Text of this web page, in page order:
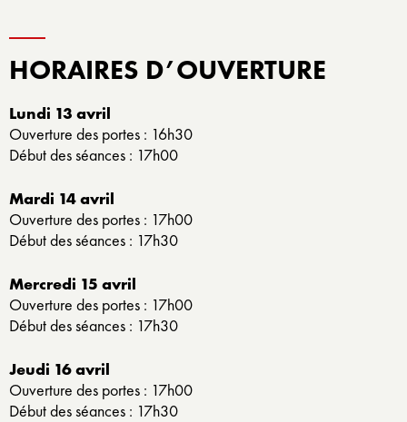
HORAIRES D’OUVERTURE
Lundi 13 avril
Ouverture des portes : 16h30
Début des séances : 17h00
Mardi 14 avril
Ouverture des portes : 17h00
Début des séances : 17h30
Mercredi 15 avril
Ouverture des portes : 17h00
Début des séances : 17h30
Jeudi 16 avril
Ouverture des portes : 17h00
Début des séances : 17h30